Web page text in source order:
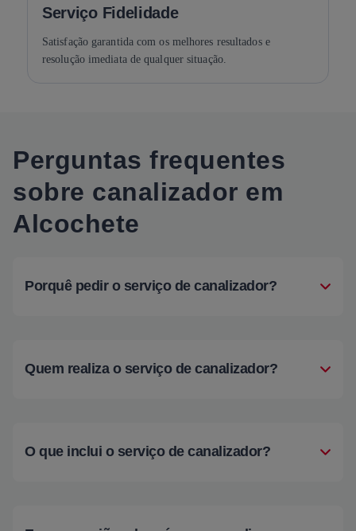
Serviço Fidelidade
Satisfação garantida com os melhores resultados e
resolução imediata de qualquer situação.
Perguntas frequentes
sobre canalizador em
Alcochete
Porquê pedir o serviço de canalizador?
Quem realiza o serviço de canalizador?
O que inclui o serviço de canalizador?